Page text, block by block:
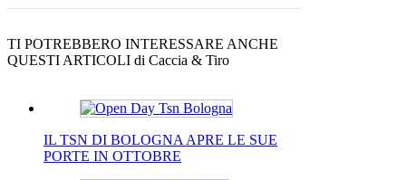
TI POTREBBERO INTERESSARE ANCHE
QUESTI ARTICOLI di Caccia & Tiro
IL TSN DI BOLOGNA APRE LE SUE
PORTE IN OTTOBRE